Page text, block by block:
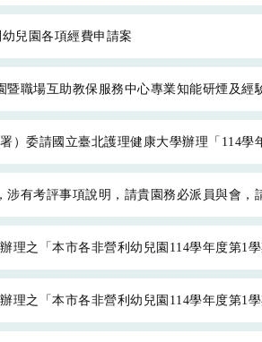
兒園各項經費申請案
職場互助教保服務中心專業知能研煙及經
委請國立臺北護理健康大學辦理「114學年
有考評事項說明，請貴園務必派員與會，
理之「本市各非營利幼兒園114學年度第1
理之「本市各非營利幼兒園114學年度第1